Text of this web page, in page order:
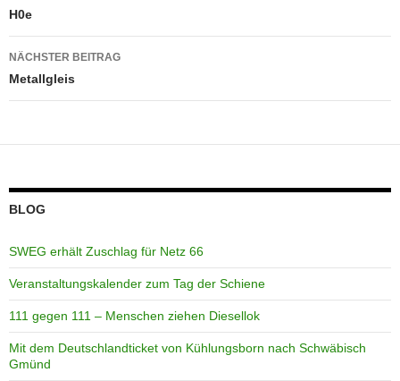
H0e
NÄCHSTER BEITRAG
Metallgleis
BLOG
SWEG erhält Zuschlag für Netz 66
Veranstaltungskalender zum Tag der Schiene
111 gegen 111 – Menschen ziehen Diesellok
Mit dem Deutschlandticket von Kühlungsborn nach Schwäbisch
Gmünd